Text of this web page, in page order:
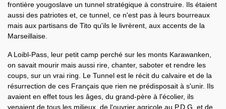
frontière yougoslave un tunnel stratégique à construire. Ils étaient
aussi des patriotes et, ce tunnel, ce n'est pas à leurs bourreaux
mais aux partisans de Tito qu'ils le livrèrent, aux accents de la
Marseillaise.
A Loibl-Pass, leur petit camp perché sur les monts Karawanken,
on savait mourir mais aussi rire, chanter, saboter et rendre les
coups, sur un vrai ring. Le Tunnel est le récit du calvaire et de la
résurrection de ces Français que rien ne prédisposait à s'unir. Ils
avaient en effet tous les âges, du grand-père à l'écolier, ils
venaient de tous les milieux, de l'ouvrier agricole au P.D.G. et de